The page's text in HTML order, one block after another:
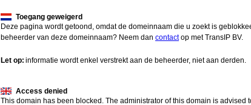
Toegang geweigerd
Deze pagina wordt getoond, omdat de domeinnaam die u zoekt is
beheerder van deze domeinnaam? Neem dan contactop met TransIP BV.
Let op: informatie wordt enkel verstrekt aan de beheerder, niet aan derden.
Access denied
This domain has been blocked. The administrator of this domain is advised